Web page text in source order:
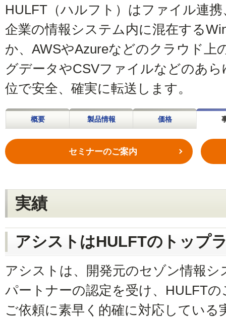
HULFT（ハルフト）はファイル連
企業の情報システム内に混在する
か、AWSやAzureなどのクラウド上
グデータやCSVファイルなどのあ
位で安全、確実に転送します。
概要 製品情報 価格
セミナーのご案内
実績
アシストはHULFTのトップ
アシストは、開発元のセゾン情報
パートナーの認定を受け、HULFT
ご依頼に素早く的確に対応している